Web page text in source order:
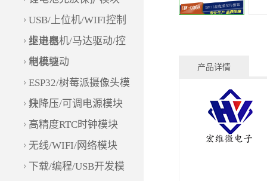
USB/上位机/WIFI控制
继电器
步进电机/马达驱动/控
制模块
电机驱动
ESP32/树莓派摄像头模
块
升降压/可调电源模块
高精度RTC时钟模块
无线/WIFI/网络模块
下载/编程/USB开发模
产品详情